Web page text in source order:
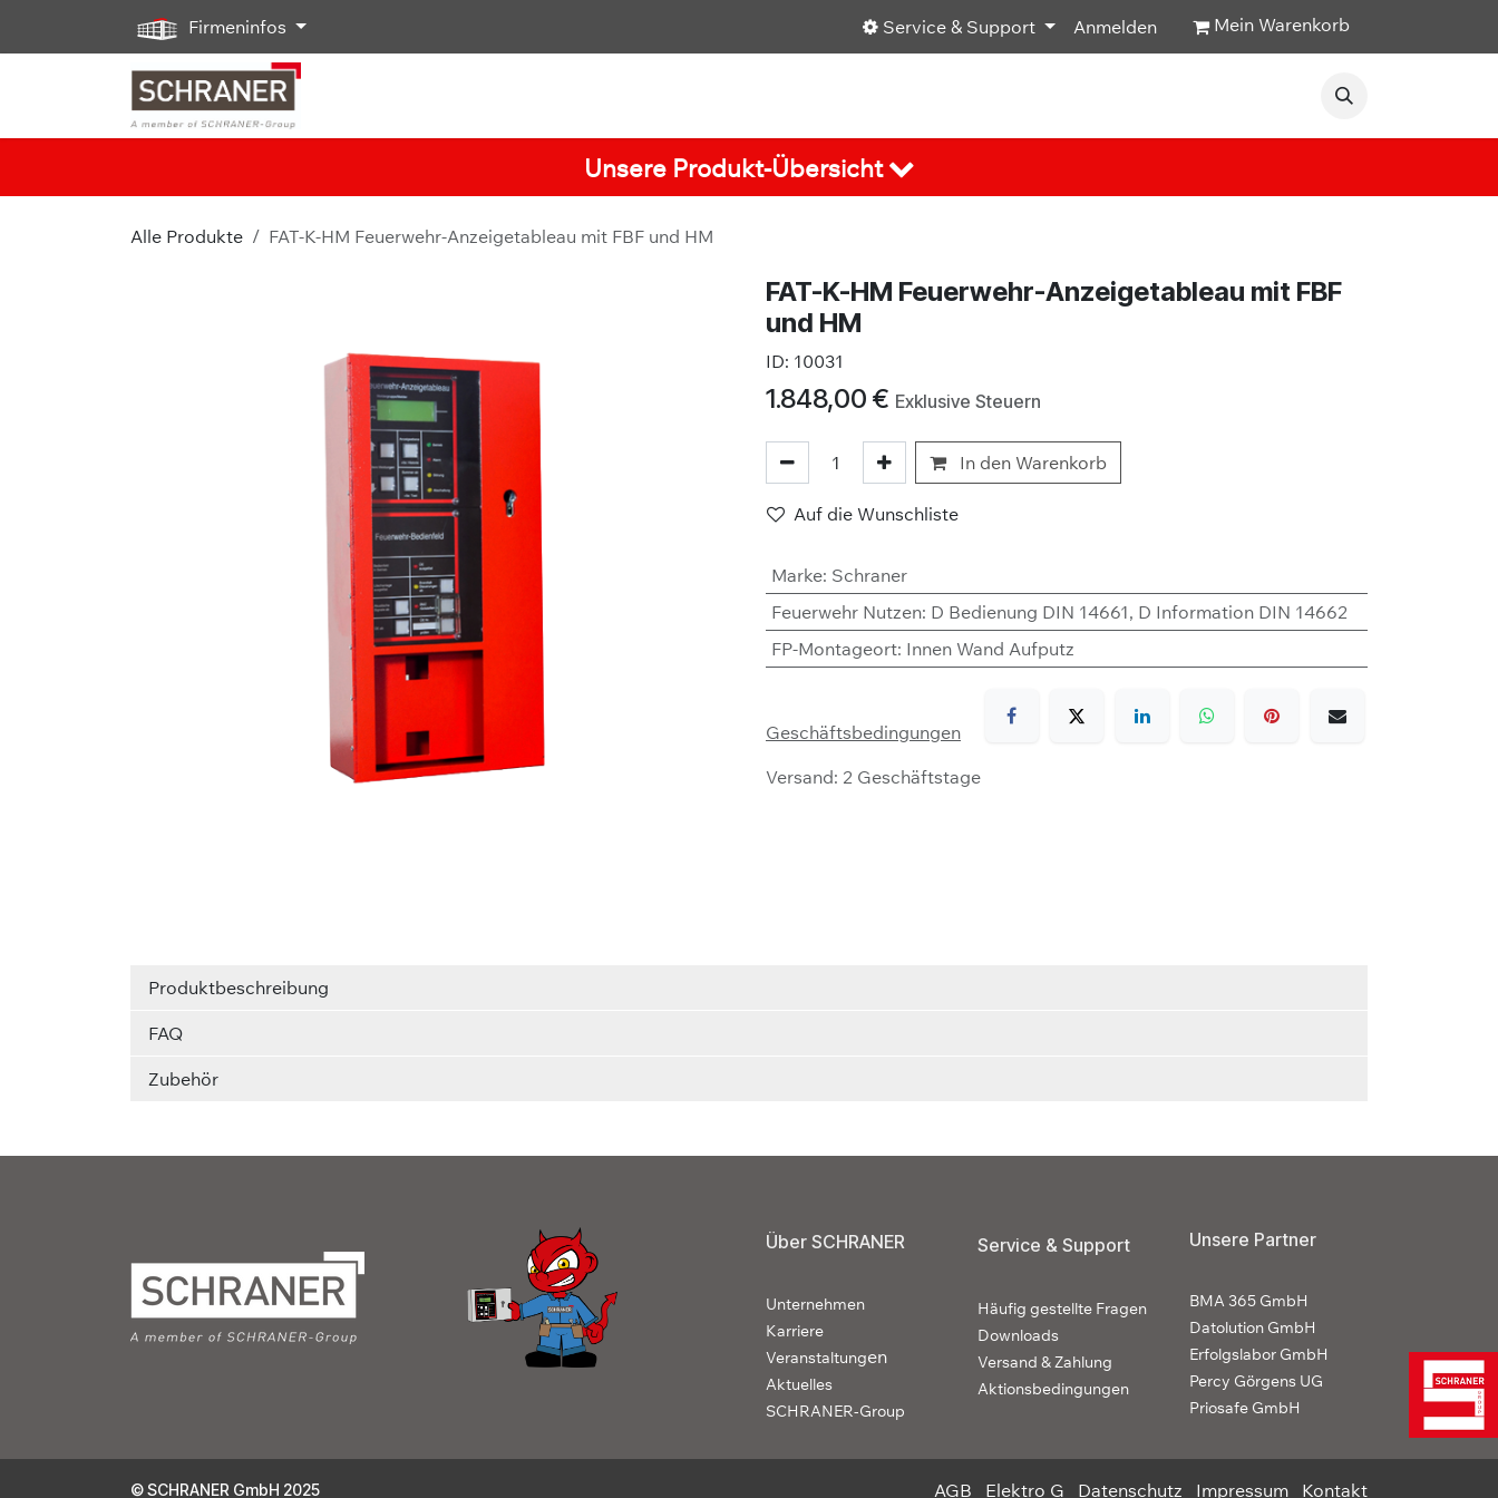
Zum Inhalt springen
Firmeninfos Service & Support Anmelden Mein Warenkorb
Unsere Produkt-Übersicht
Alle Produkte FAT-K-HM Feuerwehr-Anzeigetableau mit FBF und HM
FAT-K-HM Feuerwehr-Anzeigetableau mit FBF
und HM
ID: 10031
1.848,00 € Exklusive Steuern
In den Warenkorb
Auf die Wunschliste
Marke: Schraner
Feuerwehr Nutzen: D Bedienung DIN 14661, D Information DIN 14662
FP-Montageort: Innen Wand Aufputz
Geschäftsbedingungen
Versand: 2 Geschäftstage
Produktbeschreibung
FAQ
Zubehör
Über SCHRANER
Unternehmen
Karriere
Veranstaltungen
Aktuelles
SCHRANER-Group
Service & Support
Häufig gestellte Fragen
Downloads
Versand & Zahlung
Aktionsbedingungen
Unsere Partner
BMA 365 GmbH
Datolution GmbH
Erfolgslabor GmbH
Percy Görgens UG
Priosafe GmbH
© SCHRANER GmbH 2025 AGB Elektro G Datenschutz Impressum Kontakt